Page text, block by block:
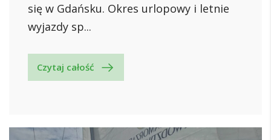
się w Gdańsku. Okres urlopowy i letnie
wyjazdy sp...
Czytaj całość